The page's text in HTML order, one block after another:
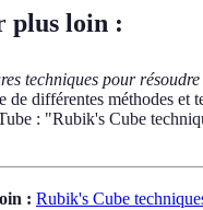
plus loin :
techniques pour
de différentes méthodes et
: "Rubik's Cube
: Rubik's Cube